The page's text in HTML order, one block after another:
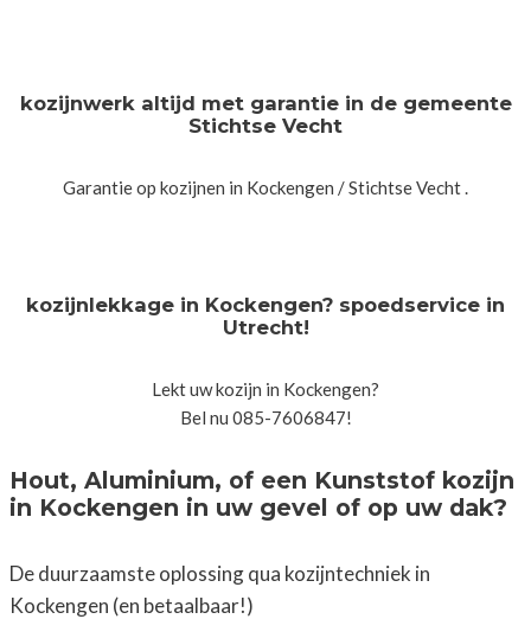
kozijnwerk altijd met garantie in de gemeente
Stichtse Vecht
Garantie op kozijnen in Kockengen / Stichtse Vecht .
kozijnlekkage in Kockengen? spoedservice in
Utrecht!
Lekt uw kozijn in Kockengen?
Bel nu 085-7606847!
Hout, Aluminium, of een Kunststof kozijn
in Kockengen in uw gevel of op uw dak?
De duurzaamste oplossing qua kozijntechniek in
Kockengen (en betaalbaar!)